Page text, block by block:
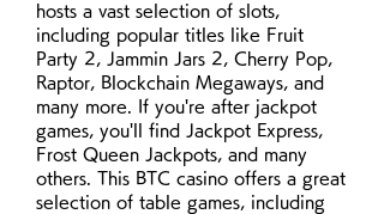
hosts a vast selection of slots,
including popular titles like Fruit
Party 2, Jammin Jars 2, Cherry Pop,
Raptor, Blockchain Megaways, and
many more. If you're after jackpot
games, you'll find Jackpot Express,
Frost Queen Jackpots, and many
others. This BTC casino offers a great
selection of table games, including